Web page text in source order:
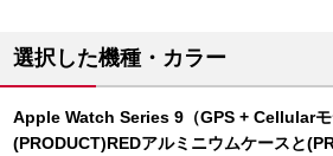
選択した機種・カラー
Apple Watch Series 9（GPS + Cellular
(PRODUCT)REDアルミニウムケースと